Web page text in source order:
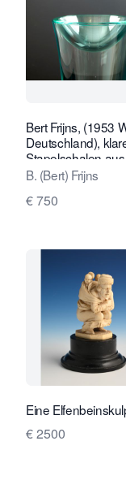
Bert Frijns, (1953
Deutschland),
Stapelschalen aus
2-teilig 1994
B. (Bert) Frijns
€ 750
Eine
€ 2500